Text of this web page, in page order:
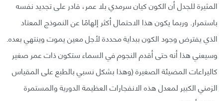
المثيرة للجدل أن الكون كيان سرمدي بلا عمر، قادر على تجديد نفسه
باستمرار. وربما يكون هذا الاحتمال أكثر إلهامًا عن النموذج المعتاد
الذي يفترض وجود الكون ببداية محددة لأجل معين يموت وينتهي بعده.
وسيعني هذا أنه حتى أقدم النجوم في السماء ستكون ذات عمر صغير
كاليراعات المضيئة الصغيرة (وهذا بشكل نسبي بالطبع على المقياس
الزمني الكبير لمعدل هذه الانفجارات العظيمة الدورية والمستمرة